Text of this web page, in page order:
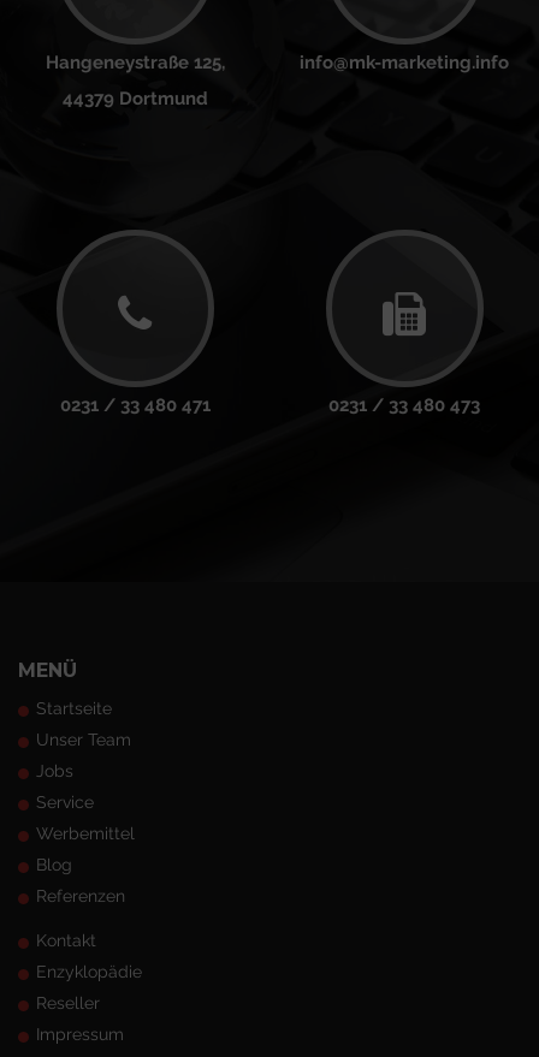
Hangeneystraße 125,
44379 Dortmund
info@mk-marketing.info
0231 / 33 480 471 0231 / 33 480 473
MENÜ
Startseite
Unser Team
Jobs
Service
Werbemittel
Blog
Referenzen
Kontakt
Enzyklopädie
Reseller
Impressum